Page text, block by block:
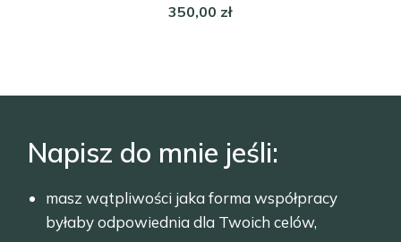
350,00 zł
Napisz do mnie jeśli:
masz wątpliwości jaka forma współpracy
byłaby odpowiednia dla Twoich celów,